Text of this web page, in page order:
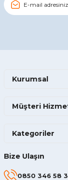
Bize Ulaşın
0850 346 58
Kurumsal
Müşteri
Kategoriler